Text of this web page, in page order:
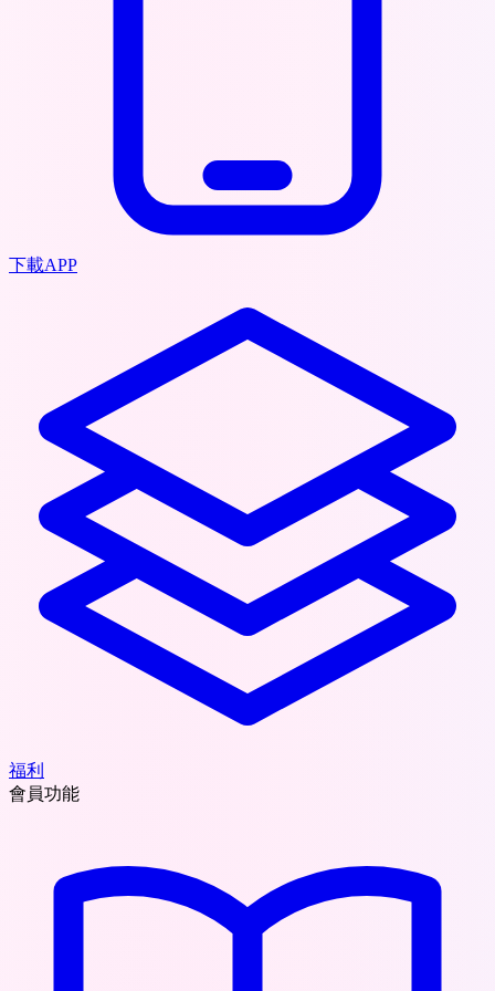
下載APP
福利
會員功能